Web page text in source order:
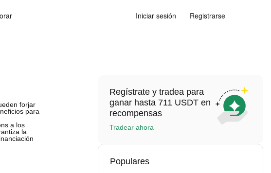
Iniciar sesión Registrarse
forjar
para
a los
la
Regístrate y tradea para
ganar hasta 711 USDT en
recompensas
Tradear ahora
Populares